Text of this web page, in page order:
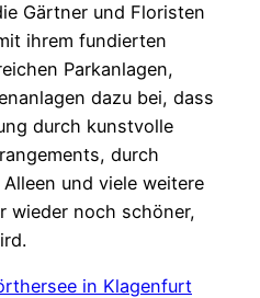
Gärtner und Floristen
ihrem fundierten
Parkanlagen,
dazu bei, dass
durch kunstvolle
, durch
und viele weitere
wieder noch schöner,